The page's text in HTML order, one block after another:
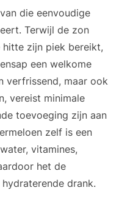
die eenvoudige
Terwijl de zon
hitte zijn piek bereikt,
een welkome
verfrissend, maar ook
vereist minimale
toevoeging zijn aan
zelf is een
vitamines,
het de
drank.